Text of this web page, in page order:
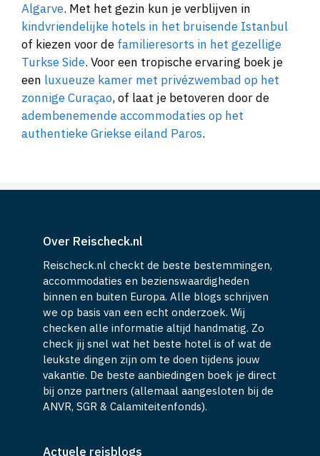
Algarve. Met het gezin kun je verblijven in
kindvriendelijke hotels in het bruisende Istanbul
of kiezen voor de familieresorts in het gezellige
Turkse Side. Voor een tropische ervaring boek je
een luxueuze kamer met privézwembad op het
zonnige Curaçao, of laat je betoveren door de
adembenemende accommodaties op het
authentieke Griekse eiland Paros.
Over Reischeck.nl
Reischeck.nl checkt de beste bestemmingen,
accommodaties en bezienswaardigheden
binnen en buiten Europa. Alle blogs schrijven
we op basis van een echt onderzoek. Wij
checken alle informatie altijd handmatig. Zo
check jij snel wat het beste hotel is of wat de
leukste dingen zijn om te doen tijdens jouw
vakantie. De beste aanbiedingen boek je direct
bij onze partners (allemaal aangesloten bij de
ANVR, SGR & Calamiteitenfonds).
Actuele reisblogs